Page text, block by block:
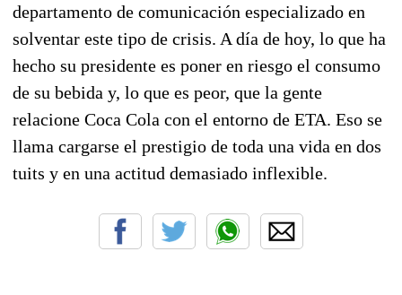
departamento de comunicación especializado en
solventar este tipo de crisis. A día de hoy, lo que ha
hecho su presidente es poner en riesgo el consumo
de su bebida y, lo que es peor, que la gente
relacione Coca Cola con el entorno de ETA. Eso se
llama cargarse el prestigio de toda una vida en dos
tuits y en una actitud demasiado inflexible.